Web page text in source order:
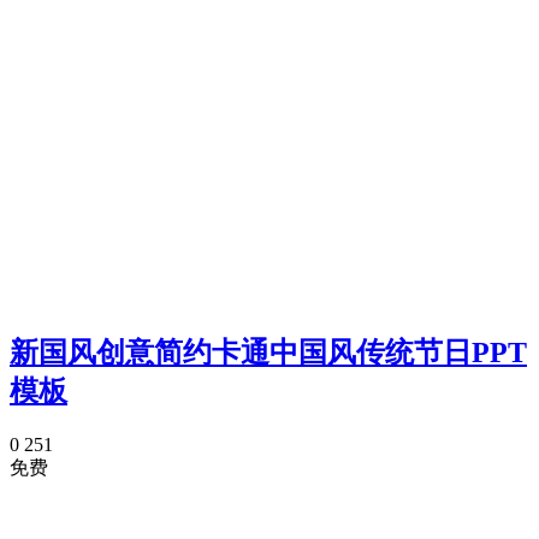
新国风创意简约卡通中国风传统节日PPT
模板
0 251
免费